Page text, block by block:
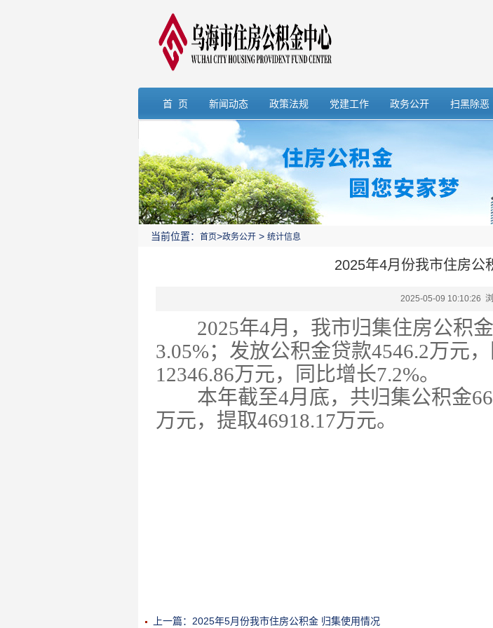
首 页 新闻动态 政策法规 党建工作 政务公开 扫黑除恶
当前位置： 首页>政务公开 > 统计信息
2025年4月份我市住房公
2025-05-09 10:10:26
2025年4月，我市归集住房公积金
3.05%；发放公积金贷款4546.2万元
12346.86万元，同比增长7.2%。
本年截至4月底，共归集公积金
万元，提取46918.17万元。
上一篇：2025年5月份我市住房公积金 归集使用情况